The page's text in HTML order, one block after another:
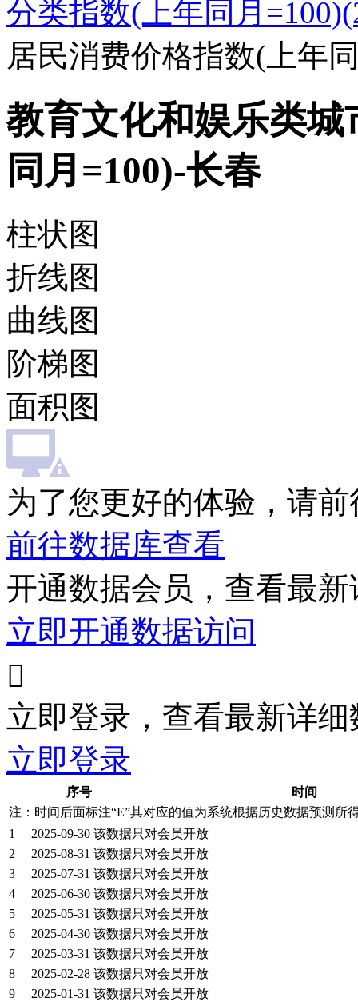
分类指数(上年同月
居民消费价格指数(上年
教育文化和娱乐类
同月=100)-长春
柱状图
折线图
曲线图
阶梯图
面积图
为了您更好的体验，请
前往数据库查看
开通数据会员，查看最
立即开通数据访问

立即登录，查看最新详细
立即登录
序号
时间
注：时间后面标注“E”其对应的值为系统根据历史数据预测所
1
2025-09-30 该数据只对会员开放
2
2025-08-31 该数据只对会员开放
3
2025-07-31 该数据只对会员开放
4
2025-06-30 该数据只对会员开放
5
2025-05-31 该数据只对会员开放
6
2025-04-30 该数据只对会员开放
7
2025-03-31 该数据只对会员开放
8
2025-02-28 该数据只对会员开放
9
2025-01-31 该数据只对会员开放